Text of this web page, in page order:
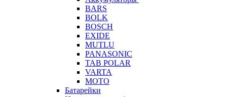
BARS
BOLK
BOSCH
EXIDE
MUTLU
PANASONIC
TAB POLAR
VARTA
МОТО
Батарейки